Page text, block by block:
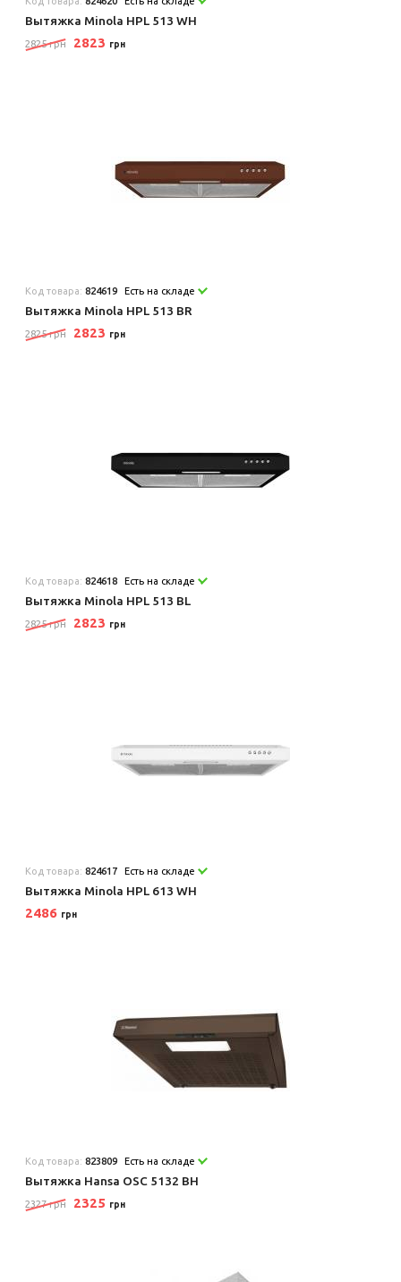
Вытяжка Minola HPL 513 WH
2825 грн 2823 грн
Код товара:824619 Есть на складе
Вытяжка Minola HPL 513 BR
2825 грн 2823 грн
Код товара:824618 Есть на складе
Вытяжка Minola HPL 513 BL
2825 грн 2823 грн
Код товара:824617 Есть на складе
Вытяжка Minola HPL 613 WH
2486 грн
Код товара:823809 Есть на складе
Вытяжка Hansa OSC 5132 BH
2327 грн 2325 грн